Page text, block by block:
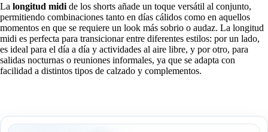
La longitud midi de los shorts añade un toque versátil al conjunto,
permitiendo combinaciones tanto en días cálidos como en aquellos
momentos en que se requiere un look más sobrio o audaz. La longitud
midi es perfecta para transicionar entre diferentes estilos: por un lado,
es ideal para el día a día y actividades al aire libre, y por otro, para
salidas nocturnas o reuniones informales, ya que se adapta con
facilidad a distintos tipos de calzado y complementos.